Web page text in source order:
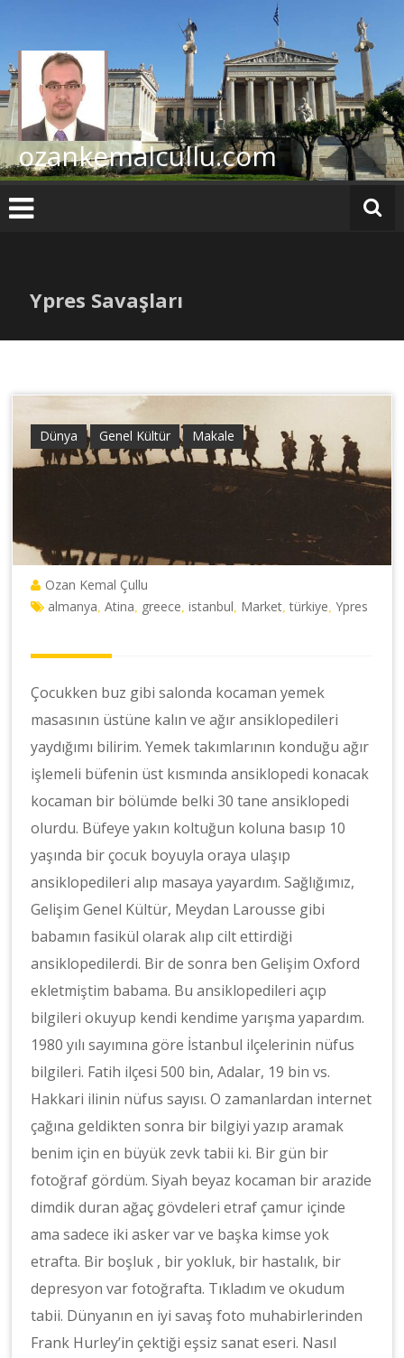
ozankemalcullu.com
Ypres Savaşları
Dünya Genel Kültür Makale
Ozan Kemal Çullu
almanya Atina greece ,istanbul Market ,türkiye ,Ypres
Çocukken buz gibi salonda kocaman yemek
masasının üstüne kalın ve ağır ansiklopedileri
yaydığımı bilirim. Yemek takımlarının konduğu ağır
işlemeli büfenin üst kısmında ansiklopedi konacak
kocaman bir bölümde belki 30 tane ansiklopedi
olurdu. Büfeye yakın koltuğun koluna basıp 10
yaşında bir çocuk boyuyla oraya ulaşıp
ansiklopedileri alıp masaya yayardım. Sağlığımız,
Gelişim Genel Kültür, Meydan Larousse gibi
babamın fasikül olarak alıp cilt ettirdiği
ansiklopedilerdi. Bir de sonra ben Gelişim Oxford
ekletmiştim babama. Bu ansiklopedileri açıp
bilgileri okuyup kendi kendime yarışma yapardım.
1980 yılı sayımına göre İstanbul ilçelerinin nüfus
bilgileri. Fatih ilçesi 500 bin, Adalar, 19 bin vs.
Hakkari ilinin nüfus sayısı. O zamanlardan internet
çağına geldikten sonra bir bilgiyi yazıp aramak
benim için en büyük zevk tabii ki. Bir gün bir
fotoğraf gördüm. Siyah beyaz kocaman bir arazide
dimdik duran ağaç gövdeleri etraf çamur içinde
ama sadece iki asker var ve başka kimse yok
etrafta. Bir boşluk , bir yokluk, bir hastalık, bir
depresyon var fotoğrafta. Tıkladım ve okudum
tabii. Dünyanın en iyi savaş foto muhabirlerinden
Frank Hurley’in çektiği eşsiz sanat eseri. Nasıl